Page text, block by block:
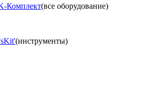
Комплект(все оборудование)
(инструменты)